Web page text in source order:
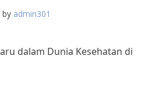
by admin301
dalam Dunia Kesehatan di